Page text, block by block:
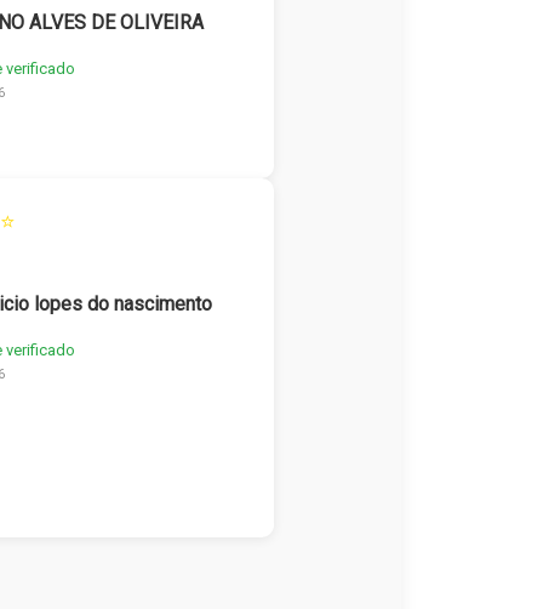
ALVES DE OLIVEIRA
verificado
lopes do nascimento
verificado